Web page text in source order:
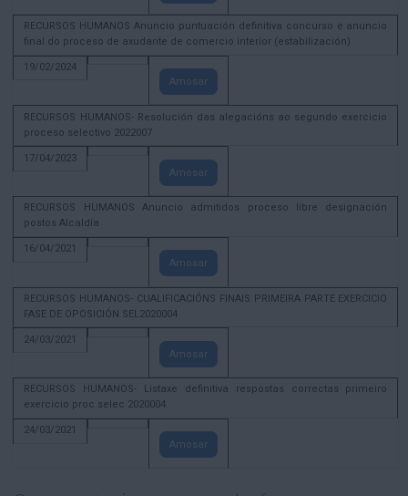
RECURSOS HUMANOS Anuncio puntuación definitiva concurso e anuncio
final do proceso de axudante de comercio interior (estabilización)
19/02/2024
Amosar
RECURSOS HUMANOS- Resolución das alegacións ao segundo exercicio
proceso selectivo 2022007
17/04/2023
Amosar
RECURSOS HUMANOS Anuncio admitidos proceso libre designación
postos Alcaldía
16/04/2021
Amosar
RECURSOS HUMANOS- CUALIFICACIÓNS FINAIS PRIMEIRA PARTE EXERCICIO
FASE DE OPOSICIÓN SEL2020004
24/03/2021
Amosar
RECURSOS HUMANOS- Listaxe definitiva respostas correctas primeiro
exercicio proc selec 2020004
24/03/2021
Amosar